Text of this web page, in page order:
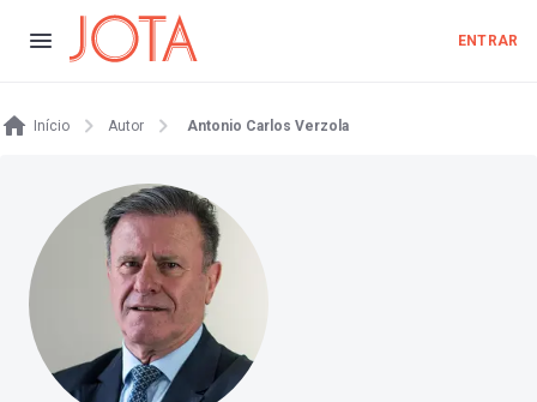
ENTRAR
Início Autor Antonio Carlos Verzola